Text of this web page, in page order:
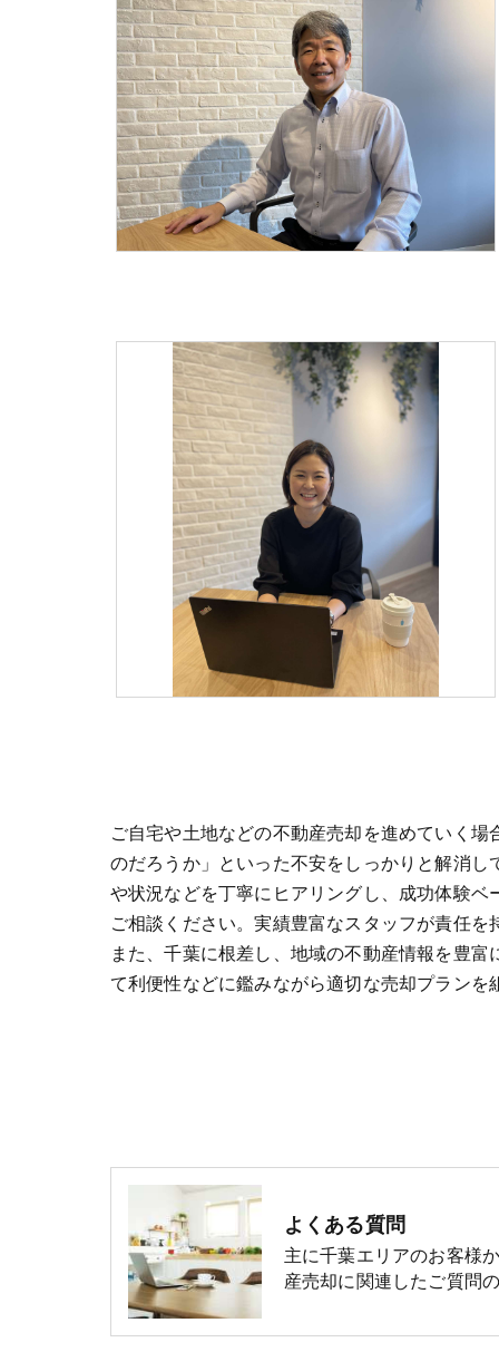
ご自宅や土地などの不動産売却を進めていく
のだろうか」といった不安をしっかりと解消
や状況などを丁寧にヒアリングし、成功体験
ご相談ください。実績豊富なスタッフが責任
また、千葉に根差し、地域の不動産情報を豊
て利便性などに鑑みながら適切な売却プラン
よくある質問
主に千葉エリアのお客様
産売却に関連したご質問